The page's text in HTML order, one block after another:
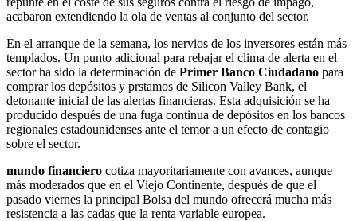
acabaron extendiendo la ola de ventas al conjunto del sector.
En el arranque de la semana, los nervios de los inversores están más
templados. Un punto adicional para rebajar el clima de alerta en el
sector ha sido la determinación de Primer Banco Ciudadano para
comprar los depósitos y prstamos de Silicon Valley Bank, el
detonante inicial de las alertas financieras. Esta adquisición se ha
producido después de una fuga continua de depósitos en los bancos
regionales estadounidenses ante el temor a un efecto de contagio
sobre el sector.
mundo financiero cotiza mayoritariamente con avances, aunque
más moderados que en el Viejo Continente, después de que el
pasado viernes la principal Bolsa del mundo ofrecerá mucha más
resistencia a las cadas que la renta variable europea.